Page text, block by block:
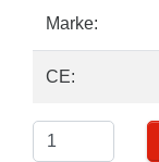
Marke:
CE: